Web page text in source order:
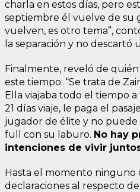
charla en estos días, pero
septiembre él vuelve de su
vuelven, es otro tema”,
la separación y no descartó
Finalmente, reveló de
este tiempo: “Se trata de
Ella viajaba todo el tiempo
21 días viaje, le paga el
jugador de élite y no puede
full con su laburo. No hay
intenciones de vivir
Hasta el momento ninguno
declaraciones al respecto